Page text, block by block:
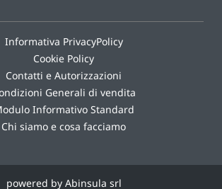
Informativa PrivacyPolicy
Cookie Policy
Contatti e Autorizzazioni
Generali di vendita
Informativo Standard
Chi siamo e cosa facciamo
powered by Abinsula srl